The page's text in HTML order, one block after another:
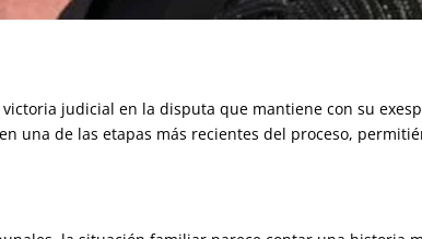
judicial en la disputa que mantiene con su
una de las etapas más recientes del proceso,